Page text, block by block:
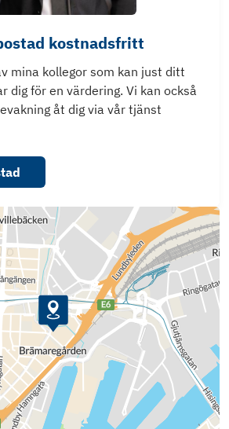
kostnadsfritt
mina kollegor som kan just ditt
dig för en värdering. Vi kan också
åt dig via vår tjänst